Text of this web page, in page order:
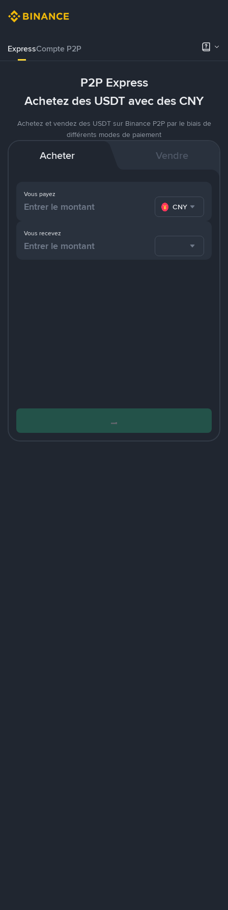
ExpressCompte P2P
P2P Express
Achetez des USDT avec des CNY
Achetez et vendez des USDT sur Binance P2P par le biais de
différents modes de paiement
Acheter Vendre
Vous payez
CNY
Vous recevez